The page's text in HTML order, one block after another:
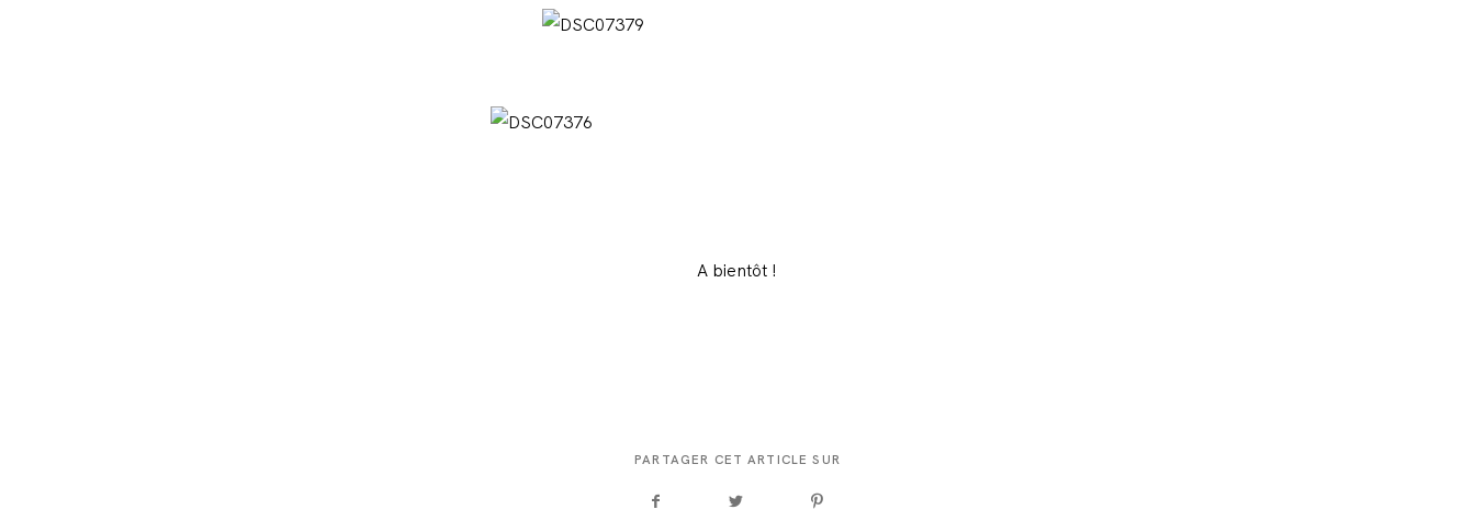
A bientôt !
PARTAGER CET ARTICLE SUR